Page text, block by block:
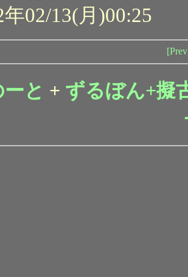
年02/13(月)00:25
と + ずるぼん+擬